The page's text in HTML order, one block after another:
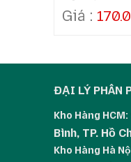
(mm)
ĐẠI LÝ PHÂN
Kho Hàng HCM:
Bình, TP. Hồ
Kho Hàng Hà